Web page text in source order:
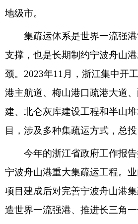
地级市。
集疏运体系是世界一流强港
支撑，也是长期制约宁波舟山
颈。2023年11月，浙江集中开
港主航道、梅山港口疏港大道
建、北仑灰库建设工程和半山
目，涉及多种集疏运方式，总投
今年的浙江省政府工作报告
宁波舟山港重大集疏运工程。
项目建成后对完善宁波舟山港
造世界一流强港、推进长三角